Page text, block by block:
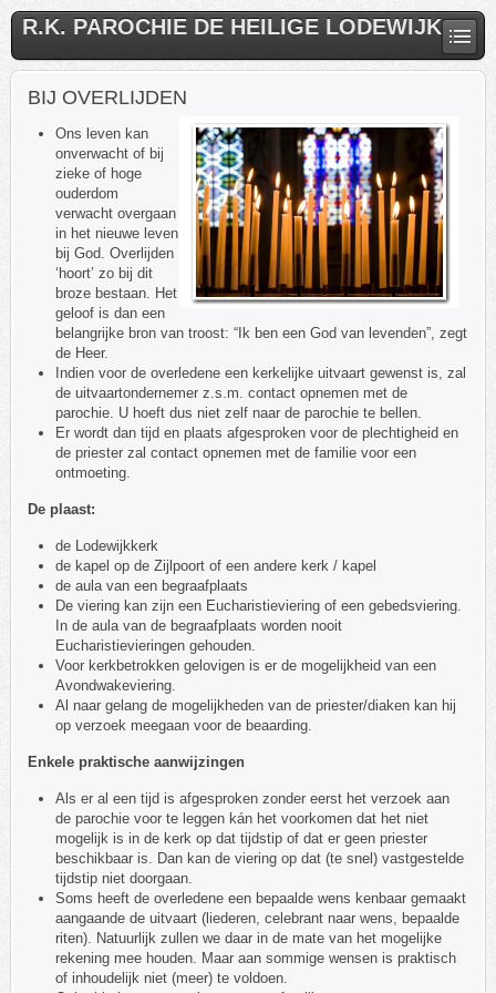
R.K. PAROCHIE DE HEILIGE LODEWIJK
BIJ OVERLIJDEN
Ons leven kan
onverwacht of bij
zieke of hoge
ouderdom
verwacht overgaan
in het nieuwe leven
bij God. Overlijden
‘hoort’ zo bij dit
broze bestaan. Het
geloof is dan een
belangrijke bron van troost: “Ik ben een God van levenden”, zegt
de Heer.
Indien voor de overledene een kerkelijke uitvaart gewenst is, zal
de uitvaartondernemer z.s.m. contact opnemen met de
parochie. U hoeft dus niet zelf naar de parochie te bellen.
Er wordt dan tijd en plaats afgesproken voor de plechtigheid en
de priester zal contact opnemen met de familie voor een
ontmoeting.
De plaast:
de Lodewijkkerk
de kapel op de Zijlpoort of een andere kerk / kapel
de aula van een begraafplaats
De viering kan zijn een Eucharistieviering of een gebedsviering.
In de aula van de begraafplaats worden nooit
Eucharistievieringen gehouden.
Voor kerkbetrokken gelovigen is er de mogelijkheid van een
Avondwakeviering.
Al naar gelang de mogelijkheden van de priester/diaken kan hij
op verzoek meegaan voor de beaarding.
Enkele praktische aanwijzingen
Als er al een tijd is afgesproken zonder eerst het verzoek aan
de parochie voor te leggen kán het voorkomen dat het niet
mogelijk is in de kerk op dat tijdstip of dat er geen priester
beschikbaar is. Dan kan de viering op dat (te snel) vastgestelde
tijdstip niet doorgaan.
Soms heeft de overledene een bepaalde wens kenbaar gemaakt
aangaande de uitvaart (liederen, celebrant naar wens, bepaalde
riten). Natuurlijk zullen we daar in de mate van het mogelijke
rekening mee houden. Maar aan sommige wensen is praktisch
of inhoudelijk niet (meer) te voldoen.